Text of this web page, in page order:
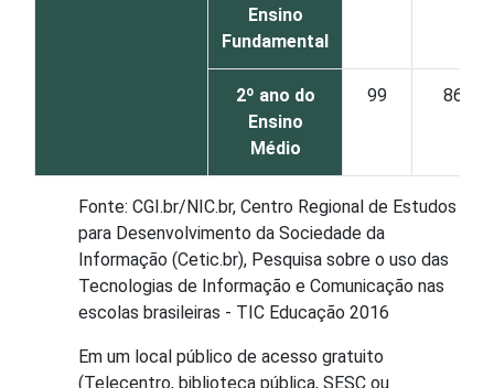
Ensino
Fundamental
2º ano do
Ensino
Médio
99 86
Fonte: CGI.br/NIC.br, Centro Regional de Estudos
para Desenvolvimento da Sociedade da
Informação (Cetic.br), Pesquisa sobre o uso das
Tecnologias de Informação e Comunicação nas
escolas brasileiras - TIC Educação 2016
Em um local público de acesso gratuito
(Telecentro, biblioteca pública, SESC ou